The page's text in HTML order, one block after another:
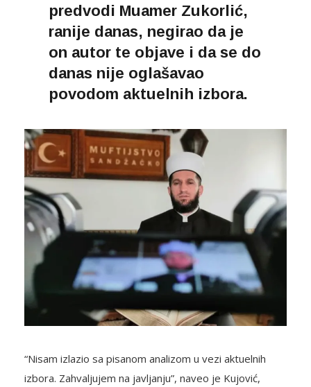
predvodi Muamer Zukorlić,
ranije danas, negirao da je
on autor te objave i da se do
danas nije oglašavao
povodom aktuelnih izbora.
“Nisam izlazio sa pisanom analizom u vezi aktuelnih
izbora. Zahvaljujem na javljanju”, naveo je Kujović,